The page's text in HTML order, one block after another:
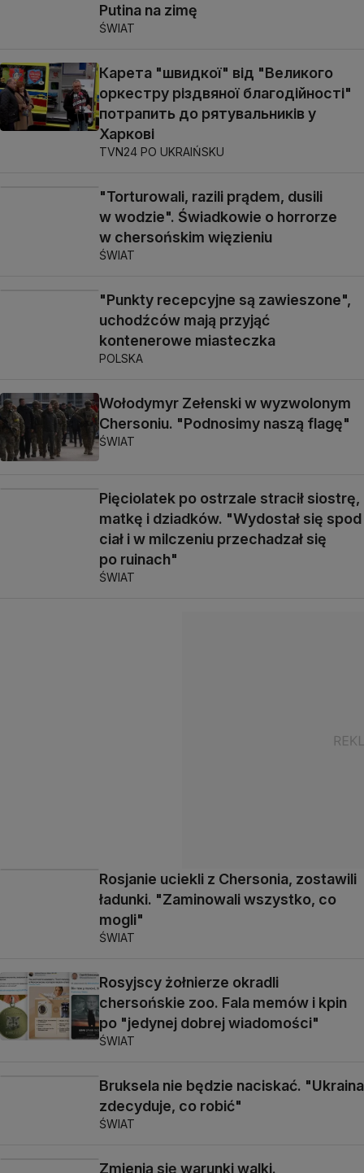
Putina na zimę
ŚWIAT
Карета "швидкої" від "Великого
оркестру різдвяної благодійності"
потрапить до рятувальників у
Харкові
TVN24 PO UKRAIŃSKU
"Torturowali, razili prądem, dusili
w wodzie". Świadkowie o horrorze
w chersońskim więzieniu
ŚWIAT
"Punkty recepcyjne są zawieszone",
uchodźców mają przyjąć
kontenerowe miasteczka
POLSKA
Wołodymyr Zełenski w wyzwolonym
Chersoniu. "Podnosimy naszą flagę"
ŚWIAT
Pięciolatek po ostrzale stracił siostrę,
matkę i dziadków. "Wydostał się spod
ciał i w milczeniu przechadzał się
po ruinach"
ŚWIAT
Rosjanie uciekli z Chersonia, zostawili
ładunki. "Zaminowali wszystko, co
mogli"
ŚWIAT
Rosyjscy żołnierze okradli
chersońskie zoo. Fala memów i kpin
po "jedynej dobrej wiadomości"
ŚWIAT
Bruksela nie będzie naciskać. "Ukraina
zdecyduje, co robić"
ŚWIAT
Zmienią się warunki walki.